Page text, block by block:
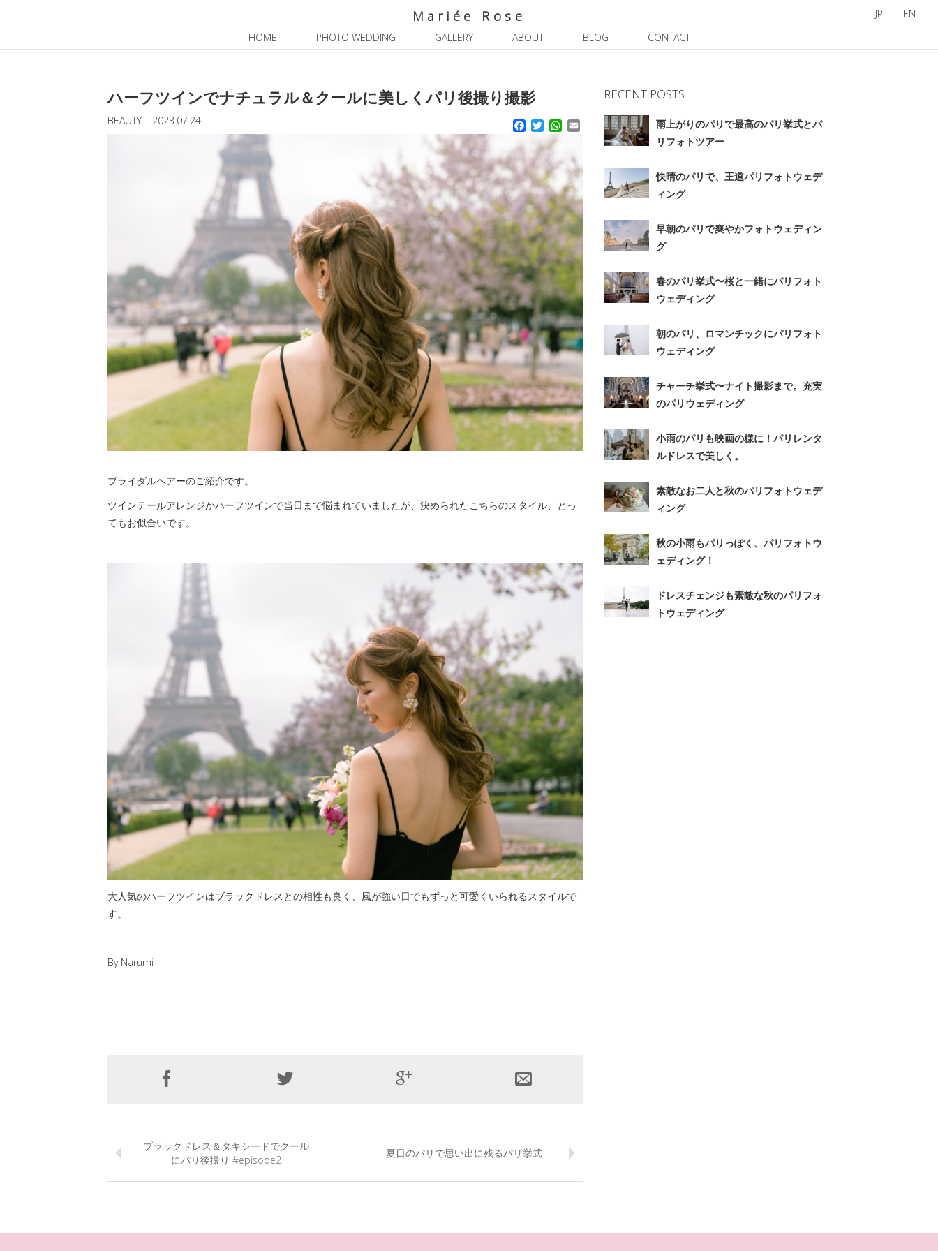
Mariée Rose
HOME PHOTO WEDDING GALLERY ABOUT BLOG CONTACT
JP EN
ハーフツインでナチュラル＆クールに美しくパリ後撮り撮影
BEAUTY| 2023.07.24 Facebook
TwitterWhatsApp
Email
ブライダルヘアーのご紹介です。
ツインテールアレンジかハーフツインで当日まで悩まれていましたが、決められたこちらのスタイル、とっ
てもお似合いです。
大人気のハーフツインはブラックドレスとの相性も良く、風が強い日でもずっと可愛くいられるスタイルで
す。
By Narumi
ブラックドレス＆タキシードでクール
にパリ後撮り #episode2
夏日のパリで思い出に残るパリ挙式
RECENT POSTS
雨上がりのパリで最高のパリ挙式とパ
リフォトツアー
快晴のパリで、王道パリフォトウェデ
ィング
早朝のパリで爽やかフォトウェディン
グ
春のパリ挙式〜桜と一緒にパリフォト
ウェディング
朝のパリ、ロマンチックにパリフォト
ウェディング
チャーチ挙式〜ナイト撮影まで。充実
のパリウェディング
小雨のパリも映画の様に！パリレンタ
ルドレスで美しく。
素敵なお二人と秋のパリフォトウェデ
ィング
秋の小雨もパリっぽく、パリフォトウ
ェディング！
ドレスチェンジも素敵な秋のパリフォ
トウェディング